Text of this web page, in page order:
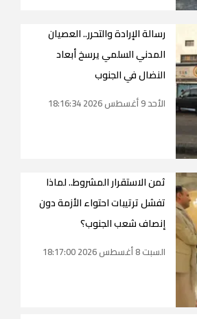
رسالة الإرادة والتحرر.. العصيان
المدني السلمي يرسخ أبعاد
النضال في الجنوب
الأحد 9 أغسطس 2026 18:16:34
ثمن الاستقرار المشروط.. لماذا
تفشل ترتيبات احتواء الأزمة دون
إنصاف شعب الجنوب؟
السبت 8 أغسطس 2026 18:17:00